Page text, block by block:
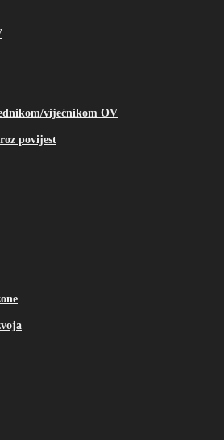
vijećnikom OV
povijest